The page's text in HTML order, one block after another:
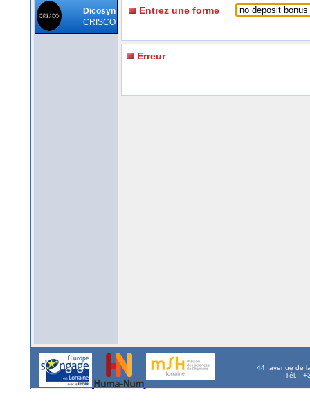
Dicosyn
CRISCO
Entrez une forme
Erreur
44, avenue de
Tél. :